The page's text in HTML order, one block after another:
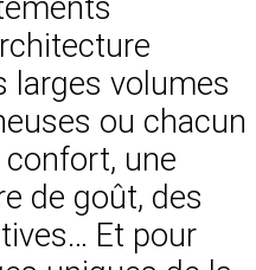
larges volumes
ou chacun
une
de goût, des
Et pour